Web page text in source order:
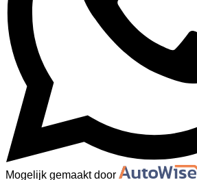
Mogelijk gemaakt door